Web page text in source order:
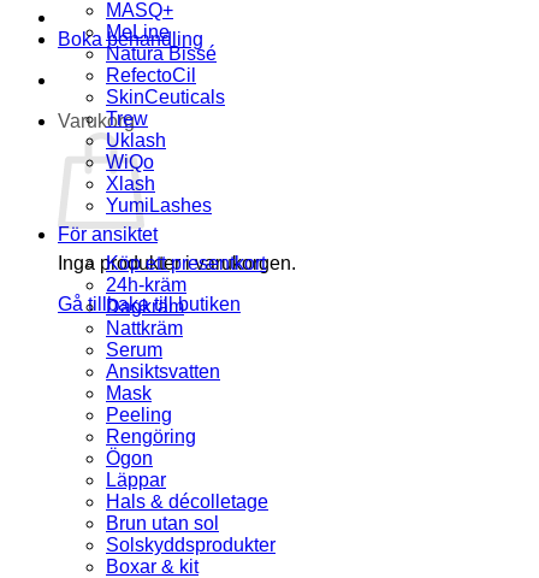
Boka behandling
Varukorg
Inga produkter i varukorgen.
Gå tillbaka till butiken
MASQ+
MeLine
Natura Bissé
RefectoCil
SkinCeuticals
Trew
Uklash
WiQo
Xlash
YumiLashes
För ansiktet
Köp ett presentkort
24h-kräm
Dagkräm
Nattkräm
Serum
Ansiktsvatten
Mask
Peeling
Rengöring
Ögon
Läppar
Hals & décolletage
Brun utan sol
Solskyddsprodukter
Boxar & kit